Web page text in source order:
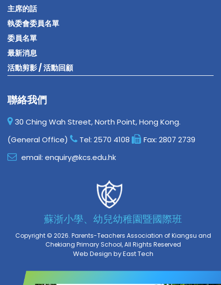
主席的話
執委會委員名單
委員名單
最新消息
活動剪影 / 活動回顧
聯絡我們
30 Ching Wah Street, North Point, Hong Kong.
(General Office)
Tel: 2570 4108 Fax: 2807 2739
email: enquiry@kcs.edu.hk
蘇浙小學、幼兒幼稚園暨國際班
Copyright © 2026. Parents-Teachers Association of Kiangsu and
Chekiang Primary School, All Rights Reserved
Web Design byEast Tech